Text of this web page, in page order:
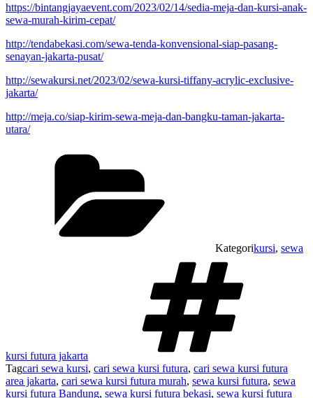
https://bintangjayaevent.com/2023/02/14/sedia-meja-dan-kursi-anak-
sewa-murah-kirim-cepat/
http://tendabekasi.com/sewa-tenda-konvensional-siap-pasang-
senayan-jakarta-pusat/
http://sewakursi.net/2023/02/sewa-kursi-tiffany-acrylic-exclusive-
jakarta/
http://meja.co/siap-kirim-sewa-meja-dan-bangku-taman-jakarta-
utara/
Kategorikursi, sewa
kursi futura jakarta
Tagcari sewa kursi, cari sewa kursi futura, cari sewa kursi futura
area jakarta, cari sewa kursi futura murah, sewa kursi futura, sewa
kursi futura Bandung, sewa kursi futura bekasi, sewa kursi futura